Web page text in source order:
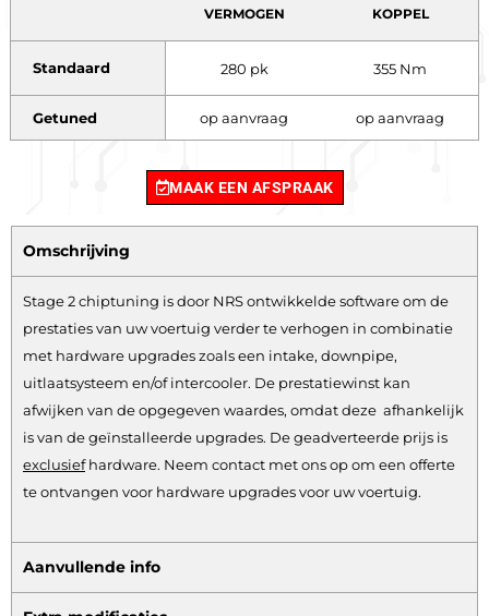
VERMOGEN KOPPEL
Standaard 280 pk 355 Nm
Getuned op aanvraag op aanvraag
MAAK EEN AFSPRAAK
Omschrijving
Stage 2 chiptuning is door NRS ontwikkelde software om de
prestaties van uw voertuig verder te verhogen in combinatie
met hardware upgrades zoals een intake, downpipe,
uitlaatsysteem en/of intercooler. De prestatiewinst kan
afwijken van de opgegeven waardes, omdat deze afhankelijk
is van de geïnstalleerde upgrades. De geadverteerde prijs is
exclusiefhardware. Neem contact met ons op om een offerte
te ontvangen voor hardware upgrades voor uw voertuig.
Aanvullende info